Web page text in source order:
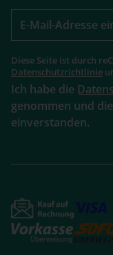
Diese Seite ist durch
Datenschutzrichtlinie
Ich habe die
genommen und die
einverstanden.